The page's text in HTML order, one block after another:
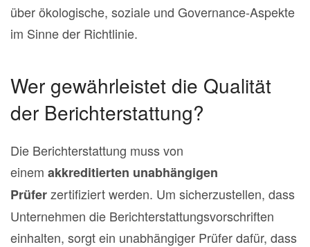
über ökologische, soziale und Governance-Aspekte
im Sinne der Richtlinie.
Wer gewährleistet die Qualität
der Berichterstattung?
Die Berichterstattung muss von
einem akkreditierten unabhängigen
Prüferzertifiziert werden. Um sicherzustellen, dass
Unternehmen die Berichterstattungsvorschriften
einhalten, sorgt ein unabhängiger Prüfer dafür, dass